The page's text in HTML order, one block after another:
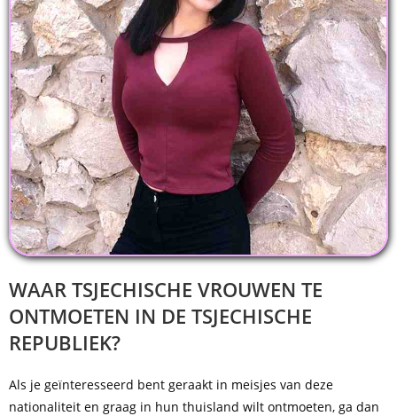
WAAR TSJECHISCHE VROUWEN TE
ONTMOETEN IN DE TSJECHISCHE
REPUBLIEK?
Als je geïnteresseerd bent geraakt in meisjes van deze
nationaliteit en graag in hun thuisland wilt ontmoeten, ga dan